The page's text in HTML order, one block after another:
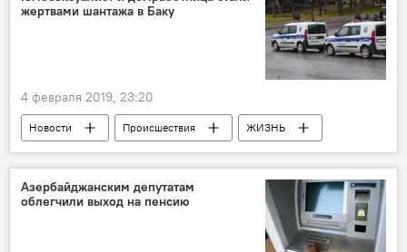
жертвами шантажа в Баку
4 февраля 2019, 23:20
Новости Происшествия
ЖИЗНЬ
Азербайджан
Азербайджанским депутатам
облегчили выход на пенсию